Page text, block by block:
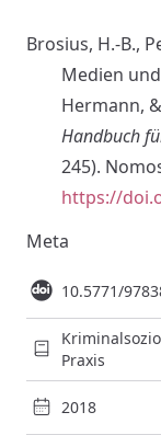
Brosius, H.-B.,
Medien
Hermann,
Handbuch
245).
https://
Meta
10.5771/
Praxis
2018